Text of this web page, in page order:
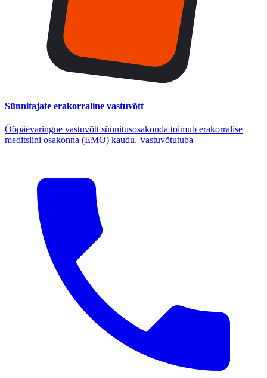
Sünnitajate erakorraline vastuvõtt
Ööpäevaringne vastuvõtt sünnitusosakonda toimub erakorralise
meditsiini osakonna (EMO) kaudu. Vastuvõtutuba